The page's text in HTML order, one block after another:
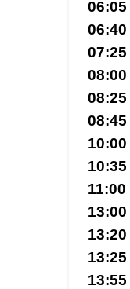
06:05
06:40
07:25
08:00
08:25
08:45
10:00
10:35
11:00
13:00
13:20
13:25
13:55